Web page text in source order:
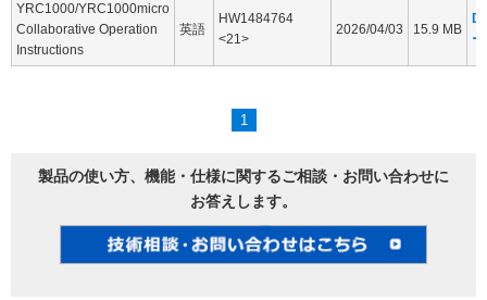
YRC1000/YRC1000micro
Collaborative Operation
Instructions
英語
HW1484764
<21>
2026/04/03 15.9 MB
1
製品の使い方、機能・仕様に関するご相談・お問い合わせに
お答えします。